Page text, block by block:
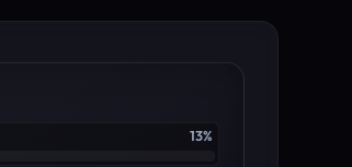
13%